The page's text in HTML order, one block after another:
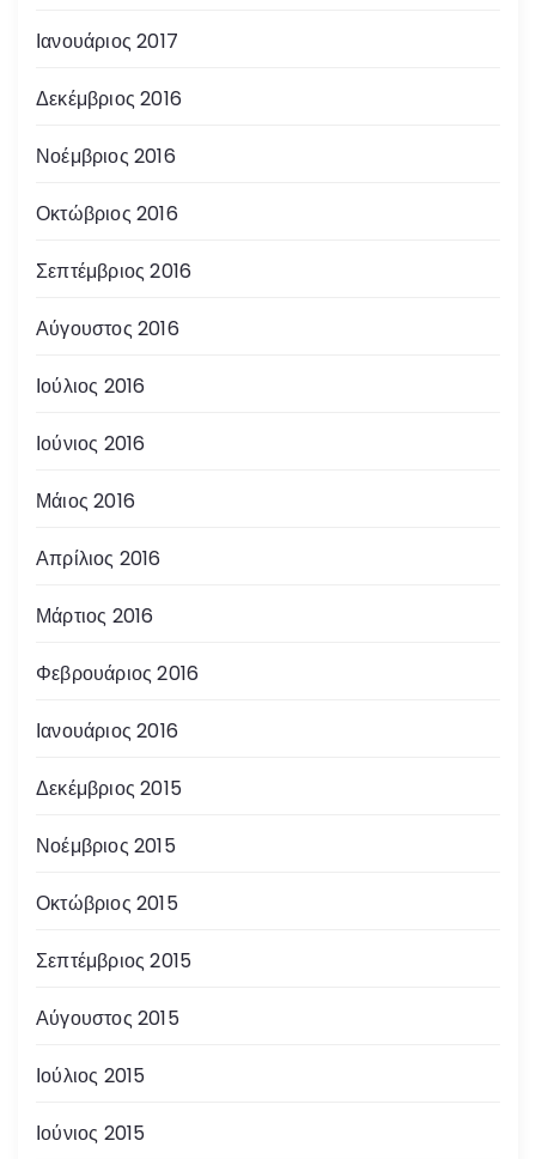
Ιανουάριος 2017
Δεκέμβριος 2016
Νοέμβριος 2016
Οκτώβριος 2016
Σεπτέμβριος 2016
Αύγουστος 2016
Ιούλιος 2016
Ιούνιος 2016
Μάιος 2016
Απρίλιος 2016
Μάρτιος 2016
Φεβρουάριος 2016
Ιανουάριος 2016
Δεκέμβριος 2015
Νοέμβριος 2015
Οκτώβριος 2015
Σεπτέμβριος 2015
Αύγουστος 2015
Ιούλιος 2015
Ιούνιος 2015